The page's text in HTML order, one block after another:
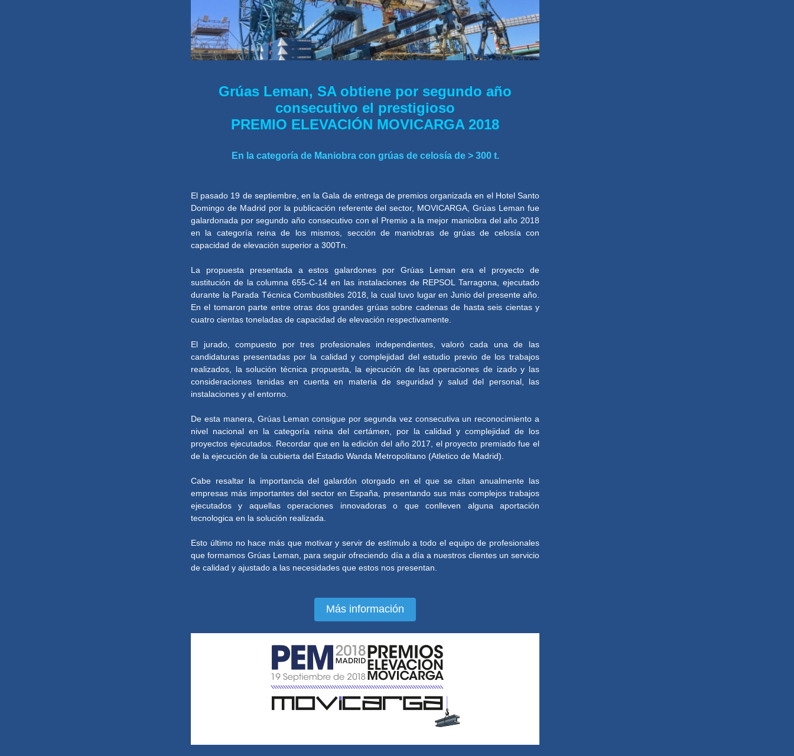
Grúas Leman, SA obtiene por segundo año
consecutivo el prestigioso
PREMIO ELEVACIÓN MOVICARGA 2018
En la categoría de Maniobra con grúas de celosía de > 300 t.
El pasado 19 de septiembre, en la Gala de entrega de premios organizada en el Hotel Santo
Domingo de Madrid por la publicación referente del sector, MOVICARGA, Grúas Leman fue
galardonada por segundo año consecutivo con el Premio a la mejor maniobra del año 2018
en la categoría reina de los mismos, sección de maniobras de grúas de celosía con
capacidad de elevación superior a 300Tn.
La propuesta presentada a estos galardones por Grúas Leman era el proyecto de
sustitución de la columna 655-C-14 en las instalaciones de REPSOL Tarragona, ejecutado
durante la Parada Técnica Combustibles 2018, la cual tuvo lugar en Junio del presente año.
En el tomaron parte entre otras dos grandes grúas sobre cadenas de hasta seis cientas y
cuatro cientas toneladas de capacidad de elevación respectivamente.
El jurado, compuesto por tres profesionales independientes, valoró cada una de las
candidaturas presentadas por la calidad y complejidad del estudio previo de los trabajos
realizados, la solución técnica propuesta, la ejecución de las operaciones de izado y las
consideraciones tenidas en cuenta en materia de seguridad y salud del personal, las
instalaciones y el entorno.
De esta manera, Grúas Leman consigue por segunda vez consecutiva un reconocimiento a
nivel nacional en la categoría reina del certámen, por la calidad y complejidad de los
proyectos ejecutados. Recordar que en la edición del año 2017, el proyecto premiado fue el
de la ejecución de la cubierta del Estadio Wanda Metropolitano (Atletico de Madrid).
Cabe resaltar la importancia del galardón otorgado en el que se citan anualmente las
empresas más importantes del sector en España, presentando sus más complejos trabajos
ejecutados y aquellas operaciones innovadoras o que conlleven alguna aportación
tecnologica en la solución realizada.
Esto último no hace más que motivar y servir de estímulo a todo el equipo de profesionales
que formamos Grúas Leman, para seguir ofreciendo día a día a nuestros clientes un servicio
de calidad y ajustado a las necesidades que estos nos presentan.
Más información